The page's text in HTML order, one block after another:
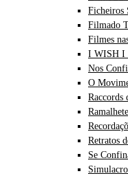
Ficheiros
Filmado
Filmes
I WISH I
Nos
O
Retratos
Se